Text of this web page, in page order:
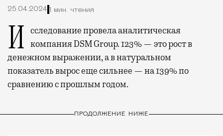
25.04.2024 1 мин. чтения
Исследование провела аналитическая компания DSM Group. 123% — это рост в
денежном выражении, а в натуральном
показатель вырос еще сильнее — на 139% по
сравнению с прошлым годом.
ПРОДОЛЖЕНИЕ НИЖЕ